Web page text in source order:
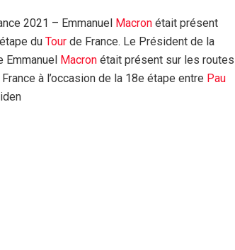
2021 – Emmanuel Macron était présent
du Tour de France. Le Président de la
Emmanuel Macron était présent sur les routes
à l’occasion de la 18e étape entre Pau